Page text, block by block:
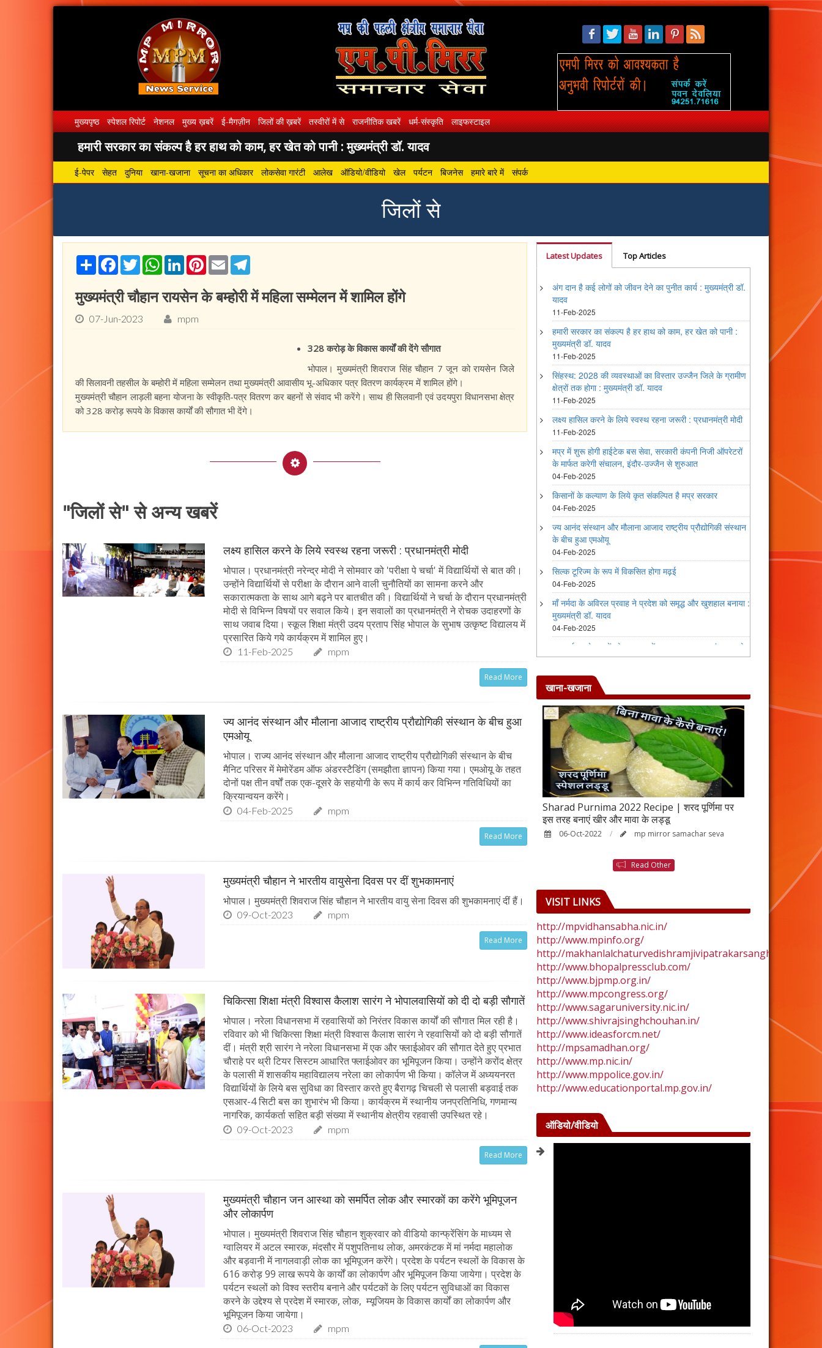
मुख्यपृष्ठ स्पेशल रिपोर्ट नेशनल मुख्य ख़बरें ई-मैगज़ीन जिलों की ख़बरें तस्वीरों में से राजनीतिक खबरें धर्म-संस्कृति लाइफस्टाइल
हमारी सरकार का संकल्प है हर हाथ को काम, हर खेत को पानी : मुख्यमंत्री डॉ. यादव
ई-पेपर सेहत दुनिया खाना-खजाना सूचना का अधिकार लोकसेवा गारंटी आलेख ऑडियो/वीडियो खेल पर्यटन बिजनेस हमारे बारे में संपर्क
जिलों से
ShareFacebook
TwitterWhatsApp
LinkedInPinterest
Email
मुख्यमंत्री चौहान रायसेन के बम्होरी में महिला सम्मेलन में शामिल होंगे
07-Jun-2023 mpm
328 करोड़ के विकास कार्यों की देंगे सौगात
भोपाल। मुख्यमंत्री शिवराज सिंह चौहान 7 जून को रायसेन जिले
की सिलावनी तहसील के बम्होरी में महिला सम्मेलन तथा मुख्यमंत्री आवासीय भू-अधिकार पत्र वितरण कार्यक्रम में शामिल होंगे।
मुख्यमंत्री चौहान लाड़ली बहना योजना के स्वीकृति-पत्र वितरण कर बहनों से संवाद भी करेंगे। साथ ही सिलवानी एवं उदयपुरा विधानसभा क्षेत्र
को 328 करोड़ रूपये के विकास कार्यों की सौगात भी देंगे।
"जिलों से" से अन्य खबरें
लक्ष्य हासिल करने के लिये स्वस्थ रहना जरूरी : प्रधानमंत्री मोदी
भोपाल। प्रधानमंत्री नरेन्द्र मोदी ने सोमवार को 'परीक्षा पे चर्चा' में विद्यार्थियों से बात की।
उन्होंने विद्यार्थियों से परीक्षा के दौरान आने वाली चुनौतियों का सामना करने और
सकारात्मकता के साथ आगे बढ़ने पर बातचीत की। विद्यार्थियों ने चर्चा के दौरान प्रधानमंत्री
मोदी से विभिन्न विषयों पर सवाल किये। इन सवालों का प्रधानमंत्री ने रोचक उदाहरणों के
साथ जवाब दिया। स्कूल शिक्षा मंत्री उदय प्रताप सिंह भोपाल के सुभाष उत्कृष्ट विद्यालय में
प्रसारित किये गये कार्यक्रम में शामिल हुए।
11-Feb-2025 mpm
Read More
ज्य आनंद संस्थान और मौलाना आजाद राष्ट्रीय प्रौद्योगिकी संस्थान के बीच हुआ
एमओयू
भोपाल। राज्य आनंद संस्थान और मौलाना आजाद राष्ट्रीय प्रौद्योगिकी संस्थान के बीच
मैनिट परिसर में मेमोरेंडम ऑफ अंडरस्टैडिंग (समझौता ज्ञापन) किया गया। एमओयू के तहत
दोनों पक्ष तीन वर्षों तक एक-दूसरे के सहयोगी के रूप में कार्य कर विभिन्न गतिविधियों का
क्रियान्वयन करेंगे।
04-Feb-2025 mpm
Read More
मुख्यमंत्री चौहान ने भारतीय वायुसेना दिवस पर दीं शुभकामनाएं
भोपाल। मुख्यमंत्री शिवराज सिंह चौहान ने भारतीय वायु सेना दिवस की शुभकामनाएं दीं हैं।
09-Oct-2023 mpm
Read More
चिकित्सा शिक्षा मंत्री विश्वास कैलाश सारंग ने भोपालवासियों को दी दो बड़ी सौगातें
भोपाल। नरेला विधानसभा में रहवासियों को निरंतर विकास कार्यों की सौगात मिल रही है।
रविवार को भी चिकित्सा शिक्षा मंत्री विश्वास कैलाश सारंग ने रहवासियों को दो बड़ी सौगातें
दीं। मंत्री श्री सारंग ने नरेला विधानसभा में एक और फ्लाईओवर की सौगात देते हुए प्रभात
चौराहे पर थ्री टियर सिस्टम आधारित फ्लाईओवर का भूमिपूजन किया। उन्होंने करोंद क्षेत्र
के पलासी में शासकीय महाविद्यालय नरेला का लोकार्पण भी किया। कॉलेज में अध्ययनरत
विद्यार्थियों के लिये बस सुविधा का विस्तार करते हुए बैरागढ़ चिचली से पलासी बड़वाई तक
एसआर-4 सिटी बस का शुभारंभ भी किया। कार्यक्रम में स्थानीय जनप्रतिनिधि, गणमान्य
नागरिक, कार्यकर्ता सहित बड़ी संख्या में स्थानीय क्षेत्रीय रहवासी उपस्थित रहे।
09-Oct-2023 mpm
Read More
मुख्यमंत्री चौहान जन आस्था को समर्पित लोक और स्मारकों का करेंगे भूमिपूजन
और लोकार्पण
भोपाल। मुख्यमंत्री शिवराज सिंह चौहान शुक्रवार को वीडियो कान्फ्रेंसिंग के माध्यम से
ग्वालियर में अटल स्मारक, मंदसौर में पशुपतिनाथ लोक, अमरकंटक में मां नर्मदा महालोक
और बड़वानी में नागलवाड़ी लोक का भूमिपूजन करेंगे। प्रदेश के पर्यटन स्थलों के विकास के
616 करोड़ 99 लाख रूपये के कार्यों का लोकार्पण और भूमिपूजन किया जायेगा। प्रदेश के
पर्यटन स्थलों को विश्व स्तरीय बनाने और पर्यटकों के लिए पर्यटन सुविधाओं का विकास
करने के उद्देश्य से प्रदेश में स्मारक, लोक, म्यूजियम के विकास कार्यों का लोकार्पण और
भूमिपूजन किया जायेगा।
06-Oct-2023 mpm
Latest Updates Top Articles
खाना-खजाना
Gud-Moongfali Chikki : सर्दियों का मजा हो जाएगा
दोगुना जब इस तरह बनाएंगे गुड़-मूंगफली की चिक्की
mp mirror samachar seva
Sharad Purnima 2022 Recipe | शरद पूर्णिमा पर
इस तरह बनाएं खीर और मावा के लड्डू
06-Oct-2022 mp mirror samachar seva
Read Other
VISIT LINKS
http://mpvidhansabha.nic.in/
http://www.mpinfo.org/
http://makhanlalchaturvedishramjivipatrakarsangh.com/
http://www.bhopalpressclub.com/
http://www.bjpmp.org.in/
http://www.mpcongress.org/
http://www.sagaruniversity.nic.in/
http://www.shivrajsinghchouhan.in/
http://www.ideasforcm.net/
http://mpsamadhan.org/
http://www.mp.nic.in/
http://www.mppolice.gov.in/
http://www.educationportal.mp.gov.in/
ऑडियो/वीडियो